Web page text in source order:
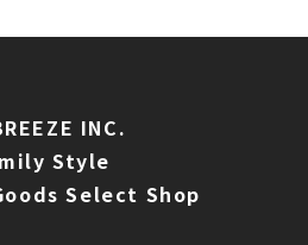
INC.
Style
Select Shop